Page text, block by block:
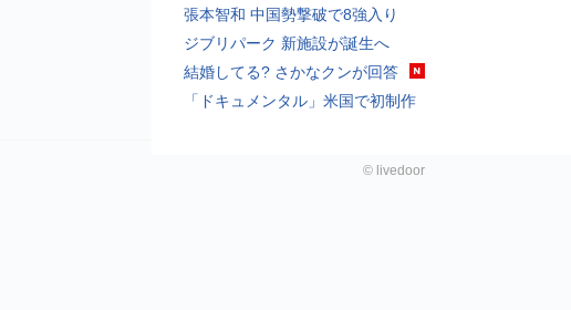
張本智和 中国勢撃破で8強入り
ジブリパーク 新施設が誕生へ
結婚してる? さかなクンが回答
「ドキュメンタル」米国で初制作
© livedoor